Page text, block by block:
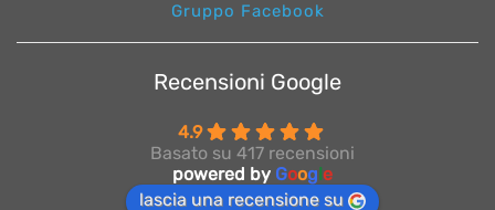
Gruppo Facebook
Recensioni Google
4.9
Basato su 417 recensioni
powered by Goog e
lascia una recensione su